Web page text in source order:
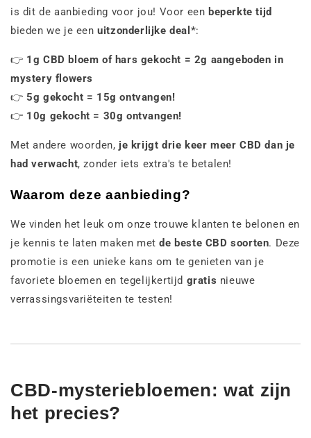
is dit de aanbieding voor jou! Voor een beperkte tijd
bieden we je eenuitzonderlijke deal*:
👉 1g CBD bloem of hars gekocht = 2g aangeboden in
mystery flowers
👉5g gekocht = 15g ontvangen!
👉 10g gekocht = 30g ontvangen!
Met andere woorden, je krijgt drie keer meer CBD dan je
had verwacht, zonder iets extra's te betalen!
Waarom deze aanbieding?
We vinden het leuk om onze trouwe klanten te belonen en
je kennis te laten maken metde beste CBD soorten. Deze
promotie is een unieke kans om te genieten van je
favoriete bloemen en tegelijkertijd gratis nieuwe
verrassingsvariëteiten te testen!
CBD-mysteriebloemen: wat zijn
het precies?